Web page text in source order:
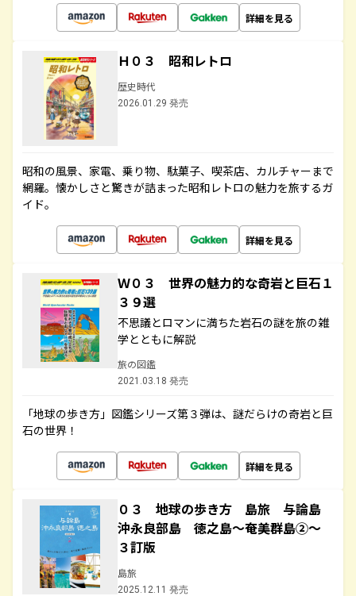
詳細を見る
Ｈ０３ 昭和レトロ
歴史時代
2026.01.29 発売
昭和の風景、家電、乗り物、駄菓子、喫茶店、カルチャーまで
網羅。懐かしさと驚きが詰まった昭和レトロの魅力を旅するガ
イド。
詳細を見る
Ｗ０３ 世界の魅力的な奇岩と巨石１
３９選
不思議とロマンに満ちた岩石の謎を旅の雑
学とともに解説
旅の図鑑
2021.03.18 発売
「地球の歩き方」図鑑シリーズ第３弾は、謎だらけの奇岩と巨
石の世界！
詳細を見る
０３ 地球の歩き方 島旅 与論島
沖永良部島 徳之島～奄美群島②～
３訂版
島旅
2025.12.11 発売